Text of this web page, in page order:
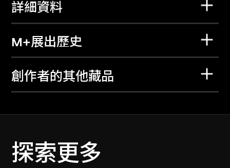
詳細資料
M+展出歷史
創作者的其他藏品
探索更多